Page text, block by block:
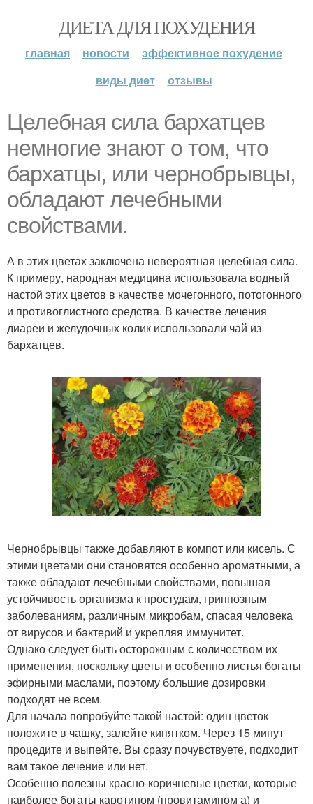
ДИЕТА ДЛЯ ПОХУДЕНИЯ
главная новости
эффективное похудение
виды диет
отзывы
Целебная сила бархатцев
немногие знают о том, что
бархатцы, или чернобрывцы,
обладают лечебными
свойствами.
А в этих цветах заключена невероятная целебная сила.
К примеру, народная медицина использовала водный
настой этих цветов в качестве мочегонного, потогонного
и противоглистного средства. В качестве лечения
диареи и желудочных колик использовали чай из
бархатцев.
Чернобрывцы также добавляют в компот или кисель. С
этими цветами они становятся особенно ароматными, а
также обладают лечебными свойствами, повышая
устойчивость организма к простудам, гриппозным
заболеваниям, различным микробам, спасая человека
от вирусов и бактерий и укрепляя иммунитет.
Однако следует быть осторожным с количеством их
применения, поскольку цветы и особенно листья богаты
эфирными маслами, поэтому большие дозировки
подходят не всем.
Для начала попробуйте такой настой: один цветок
положите в чашку, залейте кипятком. Через 15 минут
процедите и выпейте. Вы сразу почувствуете, подходит
вам такое лечение или нет.
Особенно полезны красно-коричневые цветки, которые
наиболее богаты каротином (провитамином а) и